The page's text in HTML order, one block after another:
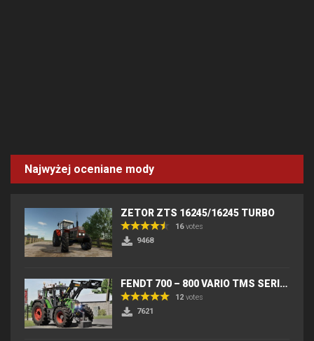
Najwyżej oceniane mody
ZETOR ZTS 16245/16245 TURBO
16votes
9468
FENDT 700 – 800 VARIO TMS SERIES (IC) V2
12 votes
7621